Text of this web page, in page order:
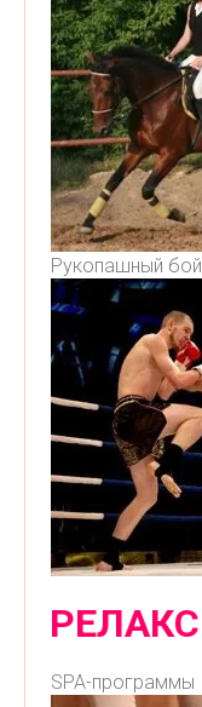
Рукопашный бой
РЕЛАКС
SPA-программы